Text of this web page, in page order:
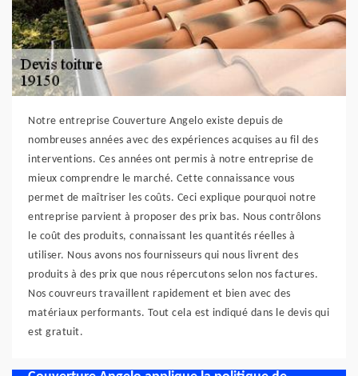
Notre entreprise Couverture Angelo existe depuis de
nombreuses années avec des expériences acquises au fil des
interventions. Ces années ont permis à notre entreprise de
mieux comprendre le marché. Cette connaissance vous
permet de maîtriser les coûts. Ceci explique pourquoi notre
entreprise parvient à proposer des prix bas. Nous contrôlons
le coût des produits, connaissant les quantités réelles à
utiliser. Nous avons nos fournisseurs qui nous livrent des
produits à des prix que nous répercutons selon nos factures.
Nos couvreurs travaillent rapidement et bien avec des
matériaux performants. Tout cela est indiqué dans le devis qui
est gratuit.